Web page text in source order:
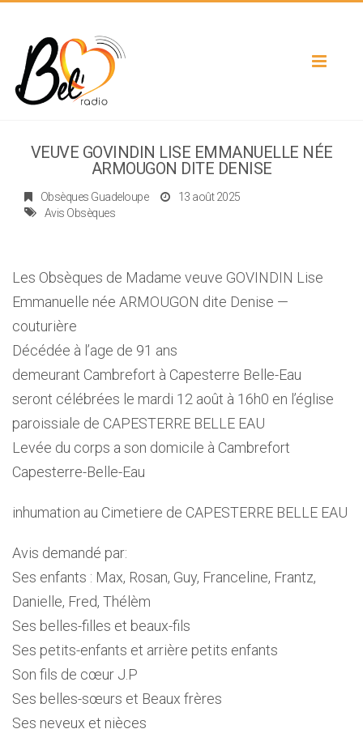
Toggle
VEUVE GOVINDIN LISE EMMANUELLE NÉE
ARMOUGON DITE DENISE
Obsèques Guadeloupe
13 août 2025
Avis Obsèques
Les Obsèques de Madame veuve GOVINDIN Lise
Emmanuelle née ARMOUGON dite Denise —
couturière
Décédée à l’age de 91 ans
demeurant Cambrefort à Capesterre Belle-Eau
seront célébrées le mardi 12 août à 16h0 en l’église
paroissiale de CAPESTERRE BELLE EAU
Levée du corps a son domicile à Cambrefort
Capesterre-Belle-Eau
inhumation au Cimetiere de CAPESTERRE BELLE EAU
Avis demandé par:
Ses enfants : Max, Rosan, Guy, Franceline, Frantz,
Danielle, Fred, Thélèm
Ses belles-filles et beaux-fils
Ses petits-enfants et arrière petits enfants
Son fils de cœur J.P
Ses belles-sœurs et Beaux frères
Ses neveux et nièces